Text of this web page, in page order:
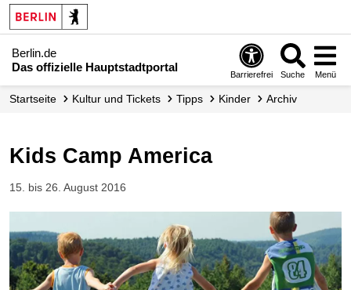
Berlin.de
Das offizielle Hauptstadtportal
Barrierefrei Suche Menü
Startseite Kultur und Tickets Tipps Kinder Archiv
Kids Camp America
15. bis 26. August 2016